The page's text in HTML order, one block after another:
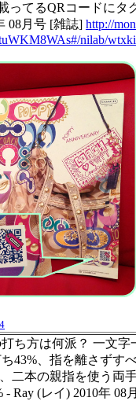
ってるQRコードにタ
08月号 [雑誌] http://
nilab/
ち方は何派？ 一文字
43%、指を離さずす
二本の親指を使う両
- Ray (レイ) 2010年 08